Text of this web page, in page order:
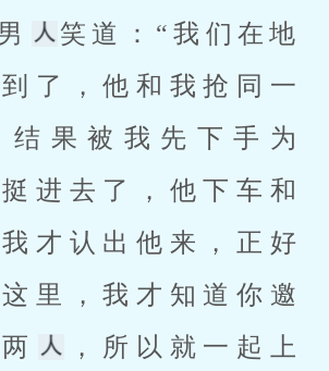
笑道：“我们在地
了，他和我抢同一
结果被我先下手为
进去了，他下车和
才认出他来，正好
里，我才知道你邀
，所以就一起上